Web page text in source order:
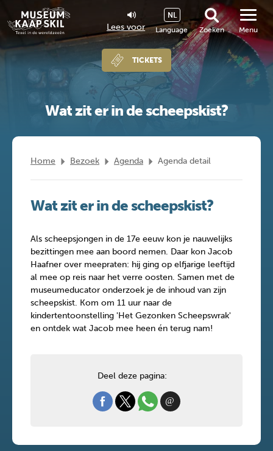
Lees voor Language
NL
Zoeken
TICKETS
Menu
Wat zit er in de scheepskist?
Home Bezoek Agenda Agenda detail
Wat zit er in de scheepskist?
Als scheepsjongen in de 17e eeuw kon je nauwelijks
bezittingen mee aan boord nemen. Daar kon Jacob
Haafner over meepraten: hij ging op elfjarige leeftijd
al mee op reis naar het verre oosten. Samen met de
museumeducator onderzoek je de inhoud van zijn
scheepskist. Kom om 11 uur naar de
kindertentoonstelling 'Het Gezonken Scheepswrak'
en ontdek wat Jacob mee heen én terug nam!
Deel deze pagina: